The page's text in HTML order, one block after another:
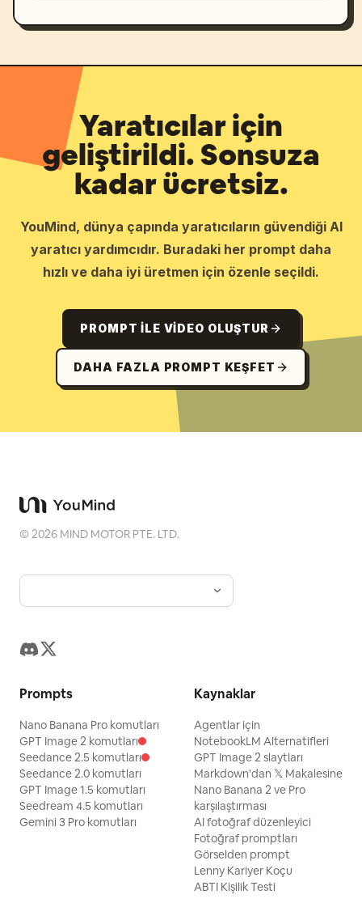
Yaratıcılar için
geliştirildi. Sonsuza
kadar ücretsiz.
YouMind, dünya çapında yaratıcıların güvendiği AI
yaratıcı yardımcıdır. Buradaki her prompt daha
hızlı ve daha iyi üretmen için özenle seçildi.
PROMPT ILE VIDEO OLUŞTUR
DAHA FAZLA PROMPT KEŞFET
©2026 MIND MOTOR PTE. LTD.
Prompts
Nano Banana Pro komutları
GPT Image 2 komutları
Seedance 2.5 komutları
Seedance 2.0 komutları
GPT Image 1.5 komutları
Seedream 4.5 komutları
Gemini 3 Pro komutları
Kaynaklar
Agentlar için
NotebookLM Alternatifleri
GPT Image 2 slaytları
Markdown'dan 𝕏 Makalesine
Nano Banana 2 ve Pro
karşılaştırması
AI fotoğraf düzenleyici
Fotoğraf promptları
Görselden prompt
Lenny Kariyer Koçu
ABTI Kişilik Testi